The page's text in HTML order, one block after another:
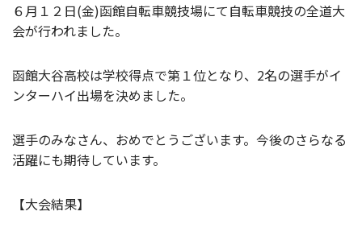
６月１２日(金)函館自転車競技場にて自転車競技の全道大
会が行われました。
函館大谷高校は学校得点で第１位となり、2名の選手がイ
ンターハイ出場を決めました。
選手のみなさん、おめでとうございます。今後のさらなる
活躍にも期待しています。
【大会結果】